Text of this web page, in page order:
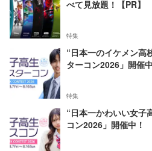
べて見放題！【PR】
特集
“日本一のイケメン高
ターコン2026」開催
特集
“日本一かわいい女子
コン2026」開催中！